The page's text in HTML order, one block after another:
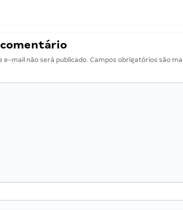
e-mail não será publicado. Campos obrigatórios são